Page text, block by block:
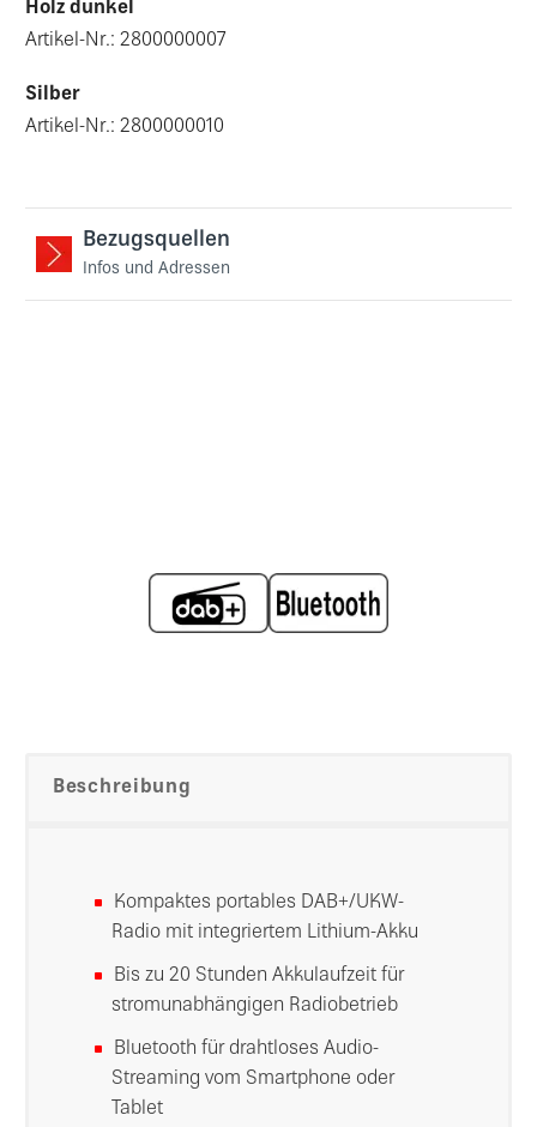
Holz dunkel
Artikel-Nr.: 2800000007
Silber
Artikel-Nr.: 2800000010
Bezugsquellen
Infos und Adressen
Beschreibung
Kompaktes portables DAB+/UKW-
Radio mit integriertem Lithium-Akku
Bis zu 20 Stunden Akkulaufzeit für
stromunabhängigen Radiobetrieb
Bluetooth für drahtloses Audio-
Streaming vom Smartphone oder
Tablet